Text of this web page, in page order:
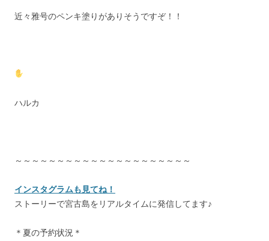
近々雅号のペンキ塗りがありそうですぞ！！
ハルカ
～～～～～～～～～～～～～～～～～～～～～
インスタグラムも見てね！
ストーリーで宮古島をリアルタイムに発信してます♪
＊夏の予約状況＊